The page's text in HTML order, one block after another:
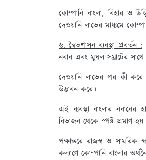
কোম্পানি বাংলা, বিহার ও
দেওয়ানি লাভের মাধ্যমে
৬. দ্বৈতশাসন ব্যবস্থা প্রবর্তন :
নবাব এবং মুঘল সম্রাটের
দেওয়ানি লাভের পর কী
উদ্ভাবন করে।
এই ব্যবস্থা বাংলার
বিভাজন থেকে স্পষ্ট প্রমাণ
পক্ষান্তরে রাজস্ব ও সামরিক
কল্যাণে কোম্পানি বাংলার